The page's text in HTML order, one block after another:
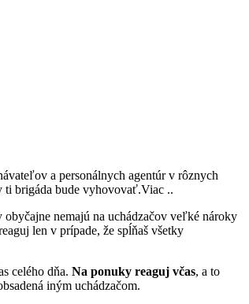
a personálnych agentúr v rôznych
ti brigáda bude vyhovovať.Viac ..
obyčajne nemajú na uchádzačov veľké nároky
len v prípade, že spĺňaš všetky
celého dňa. Na ponuky reaguj včas, a to
iným uchádzačom.